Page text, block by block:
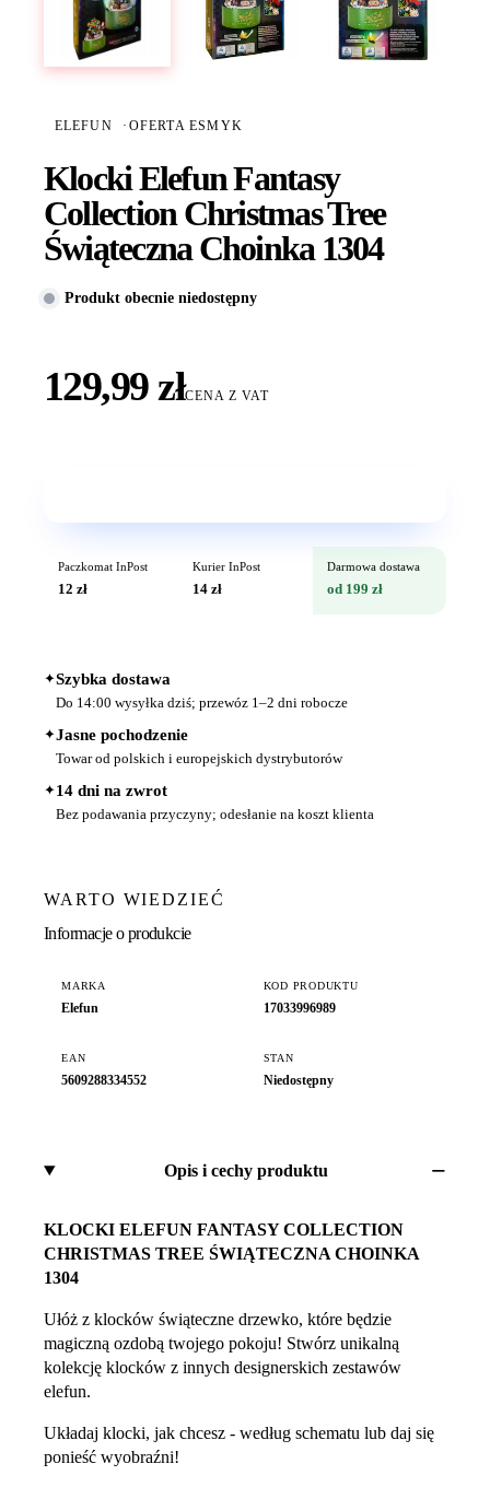
ELEFUN · OFERTA ESMYK
Klocki Elefun Fantasy
Collection Christmas Tree
Świąteczna Choinka 1304
Produkt obecnie niedostępny
129,99 złCENA Z VAT
Paczkomat InPost
12 zł
Kurier InPost
14 zł
Darmowa dostawa
od 199 zł
✦Szybka dostawa
Do 14:00 wysyłka dziś; przewóz 1–2 dni robocze
✦Jasne pochodzenie
Towar od polskich i europejskich dystrybutorów
✦14 dni na zwrot
Bez podawania przyczyny; odesłanie na koszt klienta
WARTO WIEDZIEĆ
Informacje o produkcie
MARKA
Elefun
KOD PRODUKTU
17033996989
EAN
5609288334552
STAN
Niedostępny
Opis i cechy produktu
KLOCKI ELEFUN FANTASY COLLECTION
CHRISTMAS TREE ŚWIĄTECZNA CHOINKA
1304
Ułóż z klocków świąteczne drzewko, które będzie
magiczną ozdobą twojego pokoju! Stwórz unikalną
kolekcję klocków z innych designerskich zestawów
elefun.
Układaj klocki, jak chcesz - według schematu lub daj się
ponieść wyobraźni!